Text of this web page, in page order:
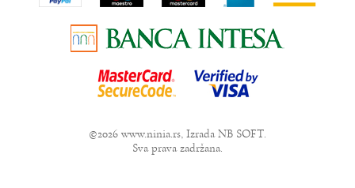
109267030
©2026 www.ninia.rs, IzradaNB SOFT.
Sva prava zadržana.